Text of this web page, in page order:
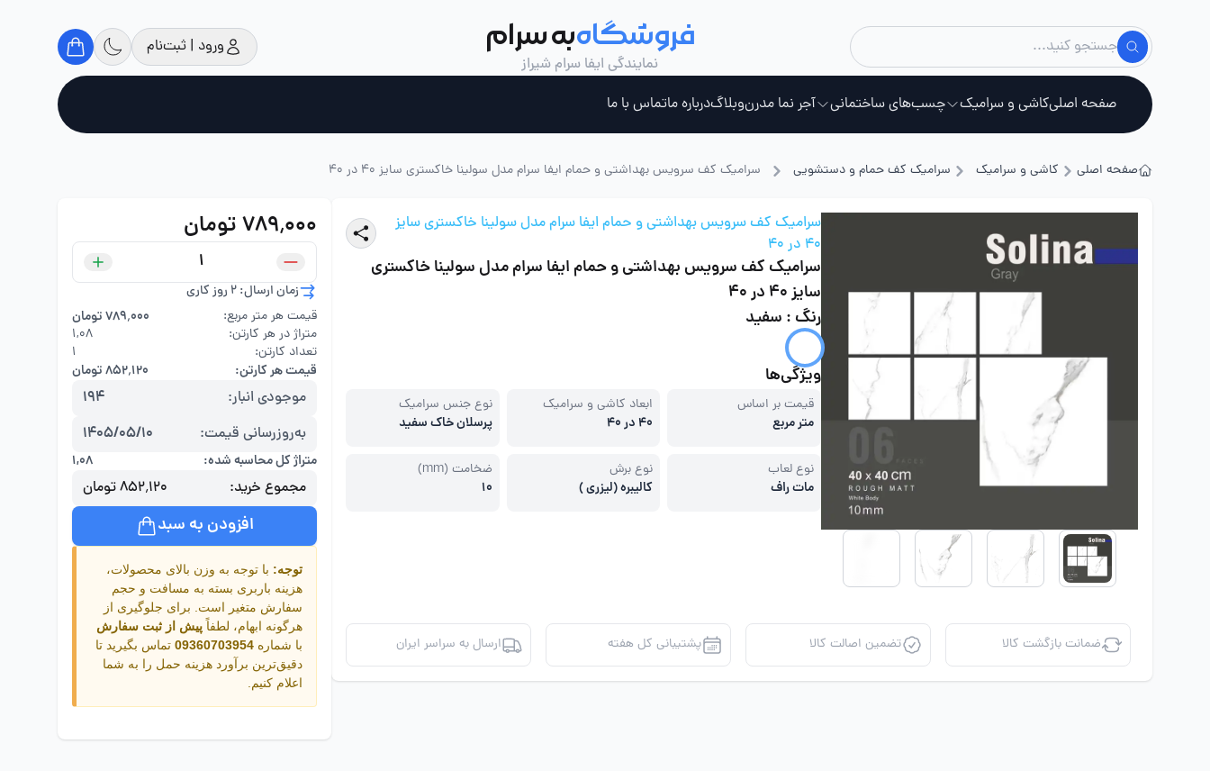
فروشگاهبه سرام
نمایندگی ایفا سرام شیراز
ورود | ثبت‌نام
صفحه اصلیکاشی و سرامیک
استخری ، جکوزی و سونای بخار
چسب‌های ساختمانی
چسب کاشی خمیری
آجر نما مدرنوبلاگدرباره ماتماس با ما
صفحه اصلی کاشی و سرامیک سرامیک کف حمام و دستشویی سرامیک کف سرویس بهداشتی و حمام ایفا سرام مدل سولینا خاکستری سایز 40 در 40
سرامیک کف سرویس بهداشتی و حمام ایفا سرام مدل سولینا خاکستری سایز
40 در 40
سرامیک کف سرویس بهداشتی و حمام ایفا سرام مدل سولینا خاکستری
سایز 40 در 40
رنگ : سفید
ویژگی‌ها
قیمت بر اساس
متر مربع
ابعاد کاشی و سرامیک
40 در 40
نوع جنس سرامیک
پرسلان خاک سفید
نوع لعاب
مات راف
نوع برش
کالیبره (لیزری )
ضخامت (mm)
10
ضمانت بازگشت کالا تضمین اصالت کالا پشتیبانی کل هفته ارسال به سراسر ایران
۷۸۹٬۰۰۰ تومان
زمان ارسال: 2 روز کاری
قیمت هر متر مربع:
۷۸۹٬۰۰۰ تومان
متراژ در هر کارتن:
۱,۰۸
تعداد کارتن:
1
قیمت هر کارتن: ۸۵۲٬۱۲۰ تومان
موجودی انبار:
194
به‌روزرسانی قیمت:
1405/05/10
متراژ کل محاسبه شده: ۱,۰۸
مجموع خرید: ۸۵۲٬۱۲۰ تومان
افزودن به سبد
توجه: با توجه به وزن بالای محصولات،
هزینه باربری بسته به مسافت و حجم
سفارش متغیر است. برای جلوگیری از
هرگونه ابهام، لطفاً پیش از ثبت سفارش
با شماره 09360703954 تماس بگیرید تا
دقیق‌ترین برآورد هزینه حمل را به شما
اعلام کنیم.